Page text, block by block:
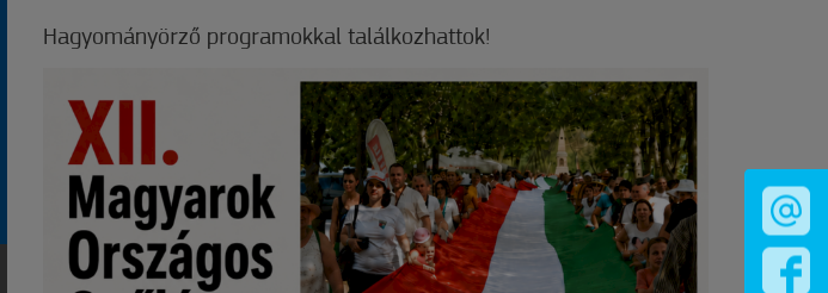
Hagyományörző programokkal találkozhattok!